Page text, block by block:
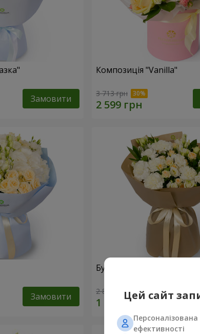
Замовити
Композиція "Vanilla"
3 713 грн
Замовити
Букет "Веяна"
2 856 грнЦей сайт
ефективності